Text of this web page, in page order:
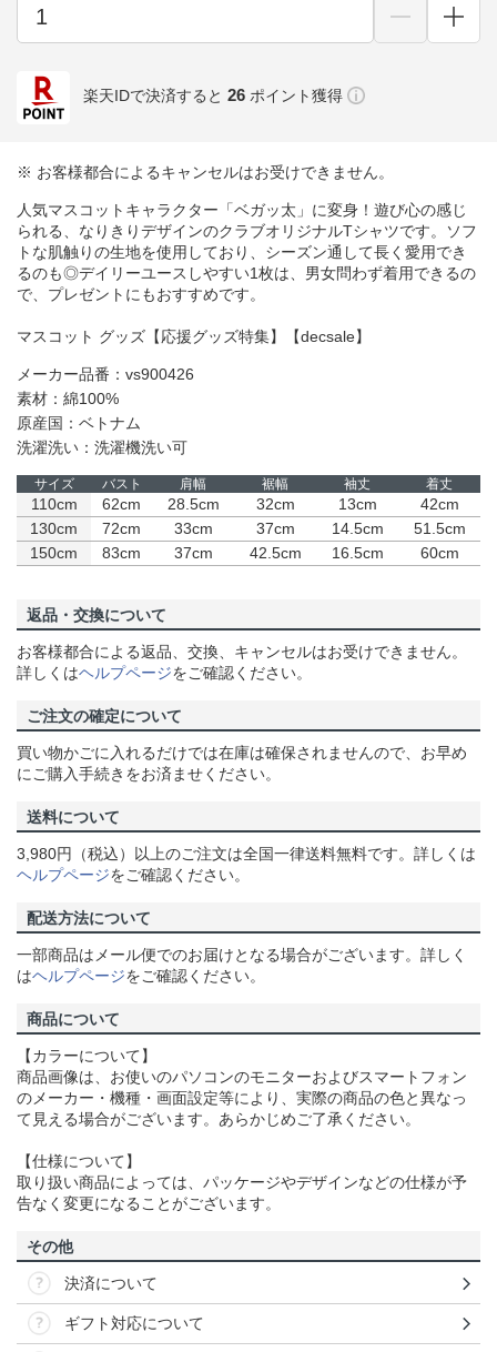
楽天IDで決済すると 26 ポイント獲得
※ お客様都合によるキャンセルはお受けできません。
人気マスコットキャラクター「ベガッ太」に変身！遊び心の感じ
られる、なりきりデザインのクラブオリジナルTシャツです。ソフ
トな肌触りの生地を使用しており、シーズン通して長く愛用でき
るのも◎デイリーユースしやすい1枚は、男女問わず着用できるの
で、プレゼントにもおすすめです。
マスコット グッズ【応援グッズ特集】【decsale】
メーカー品番：vs900426
素材：綿100%
原産国：ベトナム
洗濯洗い：洗濯機洗い可
サイズ バスト 肩幅 裾幅 袖丈 着丈
110cm 62cm 28.5cm 32cm 13cm
42cm
130cm
72cm 33cm 37cm 14.5cm
51.5cm
150cm
83cm 37cm 42.5cm 16.5cm 60cm
返品・交換について
お客様都合による返品、交換、キャンセルはお受けできません。
詳しくはヘルプページをご確認ください。
ご注文の確定について
買い物かごに入れるだけでは在庫は確保されませんので、お早め
にご購入手続きをお済ませください。
送料について
3,980円（税込）以上のご注文は全国一律送料無料です。詳しくは
ヘルプページをご確認ください。
配送方法について
一部商品はメール便でのお届けとなる場合がございます。詳しく
はヘルプページをご確認ください。
商品について
【カラーについて】
商品画像は、お使いのパソコンのモニターおよびスマートフォン
のメーカー・機種・画面設定等により、実際の商品の色と異なっ
て見える場合がございます。あらかじめご了承ください。
【仕様について】
取り扱い商品によっては、パッケージやデザインなどの仕様が予
告なく変更になることがございます。
その他
決済について
ギフト対応について